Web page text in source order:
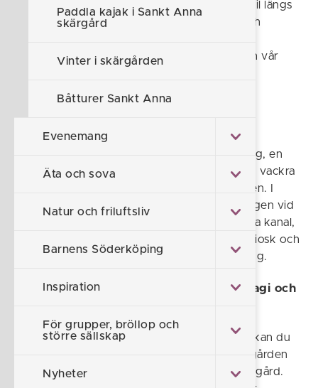
Paddla kajak i Sankt Anna
skärgård
Vinter i skärgården
Båtturer Sankt Anna
Evenemang
Äta och sova
Natur och friluftsliv
Barnens Söderköping
Inspiration
För grupper, bröllop och
större sällskap
Nyheter
Skärgården är fantastisk att upptäcka med bil längs
natursköna öar, badplatser, naturreservat och
restauranger. Vår guidade roadtrip utgår från vår
Stegeborg - storslagna slottsruiner,
Två mil från Söderköping hittar du Stegeborg, en
unik plats omgiven av unikt eklandskap med vackra
vandringsleder och den historiska slottsruinen. I
Stegeborg hittar du även en hamnkrog belägen vid
vattnet och med utsikt över inloppet till Göta kanal,
trädgårdshotell, gästhamn, säsongsplatser, kiosk och
glasseria, men också en ställplats och camping.
Lagnö - båthus, caféer och skärgårdsmagi och
Två mil från Stegeborg hittar du Lagnö. Här kan du
äta en närproducerad lunch vid Sankt Annagården
med utsikt över porten till Sankt Annas skärgård.